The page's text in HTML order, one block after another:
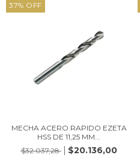
37% OFF
MECHA ACERO RAPIDO EZETA
HSS DE 11,25 MM...
$32.037,28
$20.136,00